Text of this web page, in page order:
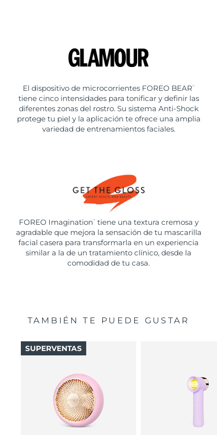
El dispositivo de microcorrientes FOREO BEAR ™
tiene cinco intensidades para tonificar y definir las
diferentes zonas del rostro. Su sistema Anti-Shock
protege tu piel y la aplicación te ofrece una amplia
variedad de entrenamientos faciales.
FOREO Imagination ™
tiene una textura cremosa y
agradable que mejora la sensación de tu mascarilla
facial casera para transformarla en un experiencia
similar a la de un tratamiento clínico, desde la
comodidad de tu casa.
TAMBIÉN TE PUEDE GUSTAR
SUPERVENTAS